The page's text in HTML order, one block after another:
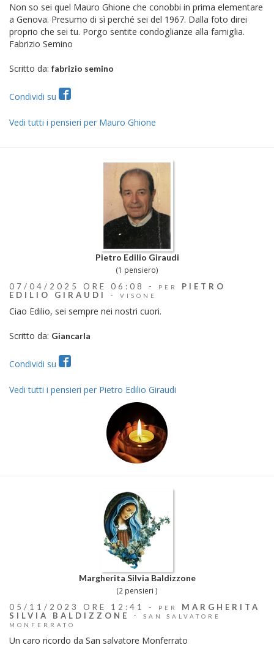
Non so sei quel Mauro Ghione che conobbi in prima elementare
a Genova. Presumo di sì perché sei del 1967. Dalla foto direi
proprio che sei tu. Porgo sentite condoglianze alla famiglia.
Fabrizio Semino
Scritto da: fabrizio semino
Condividi su
Vedi tutti i pensieri per Mauro Ghione
Pietro Edilio Giraudi
(1 pensiero)
07/04/2025 ORE 06:08 - PER
PIETRO
EDILIO GIRAUDI
- VISONE
Ciao Edilio, sei sempre nei nostri cuori.
Scritto da: Giancarla
Condividi su
Vedi tutti i pensieri per Pietro Edilio Giraudi
Margherita Silvia Baldizzone
(2 pensieri )
05/11/2023 ORE 12:41 - PER
MARGHERITA
SILVIA BALDIZZONE
-
SAN SALVATORE
MONFERRATO
Un caro ricordo da San salvatore Monferrato